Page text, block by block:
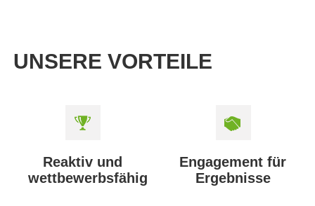
UNSERE VORTEILE
Reaktiv und
wettbewerbsfähig
Engagement für
Ergebnisse